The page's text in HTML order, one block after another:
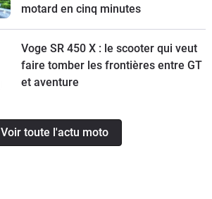
motard en cinq minutes
Voge SR 450 X : le scooter qui veut
faire tomber les frontières entre GT
et aventure
Voir toute l'actu moto